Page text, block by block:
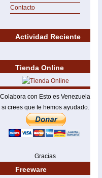
Contacto
Actividad Reciente
Tienda Online
Colabora con Esto es Venezuela
si crees que te hemos ayudado.
Gracias
Freeware